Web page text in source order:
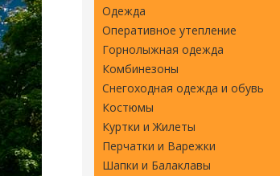
Одежда
Оперативное утепление
Горнолыжная одежда
Комбинезоны
Снегоходная одежда и обувь
Костюмы
Куртки и Жилеты
Перчатки и Варежки
Шапки и Балаклавы